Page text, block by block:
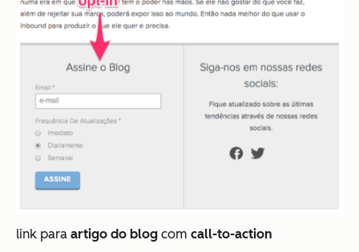
link para artigo do blog com call-to-action